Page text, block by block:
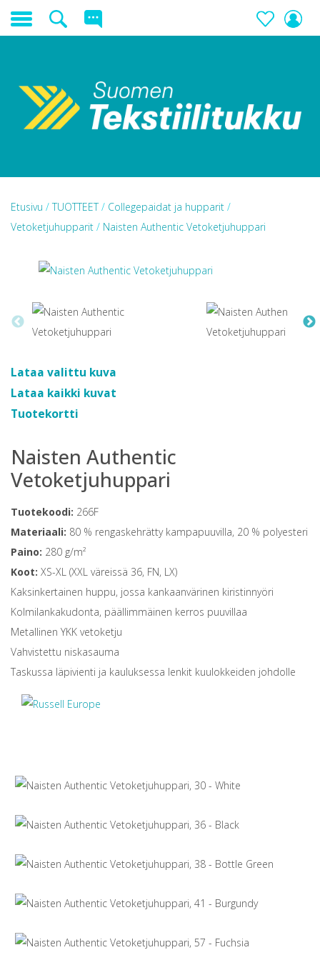
Etusivu /TUOTTEET/ Collegepaidat ja hupparit /
Vetoketjuhupparit / Naisten Authentic Vetoketjuhuppari
Lataa valittu kuva
Lataa kaikki kuvat
Tuotekortti
Naisten Authentic
Vetoketjuhuppari
Tuotekoodi: 266F
Materiaali: 80 % rengaskehrätty kampapuuvilla, 20 % polyesteri
Paino: 280 g/m²
Koot: XS-XL (XXL väreissä 36, FN, LX)
Kaksinkertainen huppu, jossa kankaanvärinen kiristinnyöri
Kolmilankakudonta, päällimmäinen kerros puuvillaa
Metallinen YKK vetoketju
Vahvistettu niskasauma
Taskussa läpivienti ja kauluksessa lenkit kuulokkeiden johdolle